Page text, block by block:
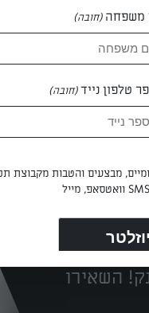
השאירו
משפחה (חובה)
טלפון נייד(חובה)
מבצעים והטבות מקבוצת